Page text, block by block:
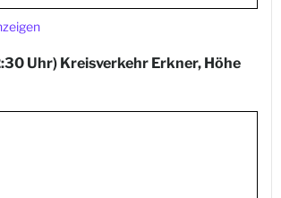
Uhr) Kreisverkehr Erkner, Höhe